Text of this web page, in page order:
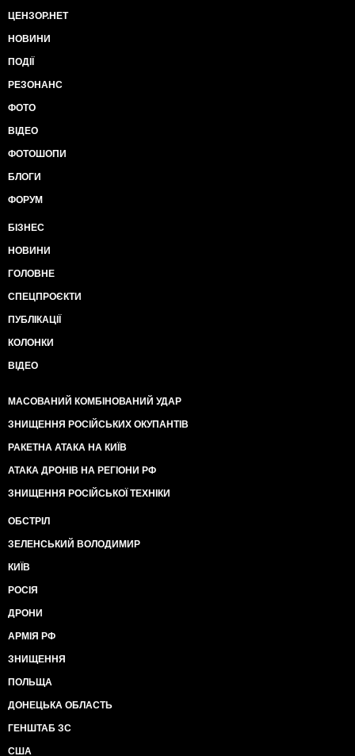
ЦЕНЗОР.НЕТ
НОВИНИ
ПОДІЇ
РЕЗОНАНС
ФОТО
ВІДЕО
ФОТОШОПИ
БЛОГИ
ФОРУМ
БІЗНЕС
НОВИНИ
ГОЛОВНЕ
СПЕЦПРОЄКТИ
ПУБЛІКАЦІЇ
КОЛОНКИ
ВІДЕО
МАСОВАНИЙ КОМБІНОВАНИЙ УДАР
ЗНИЩЕННЯ РОСІЙСЬКИХ ОКУПАНТІВ
РАКЕТНА АТАКА НА КИЇВ
АТАКА ДРОНІВ НА РЕГІОНИ РФ
ЗНИЩЕННЯ РОСІЙСЬКОЇ ТЕХНІКИ
ОБСТРІЛ
ЗЕЛЕНСЬКИЙ ВОЛОДИМИР
КИЇВ
РОСІЯ
ДРОНИ
АРМІЯ РФ
ЗНИЩЕННЯ
ПОЛЬЩА
ДОНЕЦЬКА ОБЛАСТЬ
ГЕНШТАБ ЗС
США